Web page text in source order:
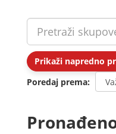
Prikaži napredno
Poredaj prema